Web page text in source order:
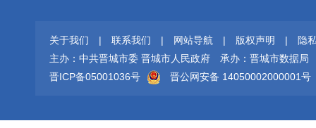
关于我们 | 联系我们 | 网站导航 | 版权声明 |
隐
主办：中共晋城市委 晋城市人民政府
承办：晋城市数据局
晋ICP备05001036号
晋公网安备 14050002000001号